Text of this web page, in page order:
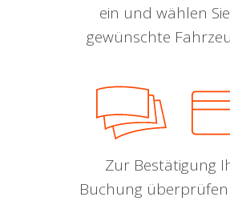
ein und wählen
gewünschte
Zur Bestätigung
Buchung überprüfen